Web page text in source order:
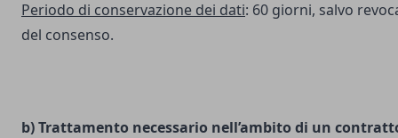
Periodo di conservazione dei dati: 60 giorni, salvo
del consenso.
b) Trattamento necessario nell’ambito di un